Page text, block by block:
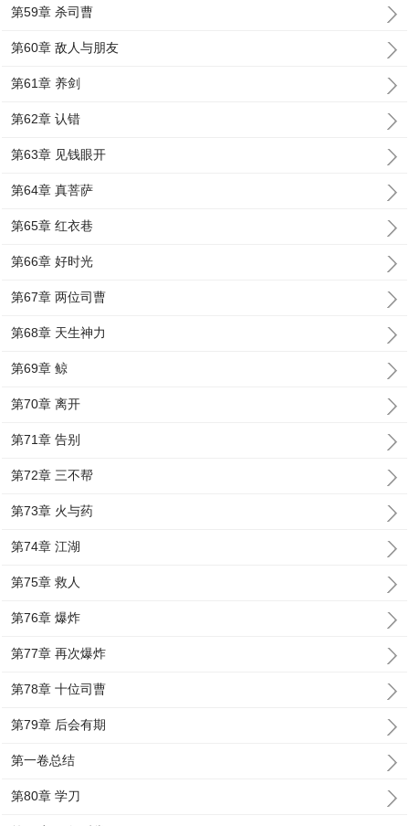
第59章 杀司曹
第60章 敌人与朋友
第61章 养剑
第62章 认错
第63章 见钱眼开
第64章 真菩萨
第65章 红衣巷
第66章 好时光
第67章 两位司曹
第68章 天生神力
第69章 鲸
第70章 离开
第71章 告别
第72章 三不帮
第73章 火与药
第74章 江湖
第75章 救人
第76章 爆炸
第77章 再次爆炸
第78章 十位司曹
第79章 后会有期
第一卷总结
第80章 学刀